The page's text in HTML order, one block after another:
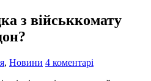
з військкомату
, Новини 4 коментарі